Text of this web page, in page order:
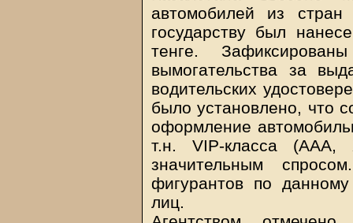
автомобилей из
государству был
тенге.
вымогательства за
водительских
было установлено, что
оформление
т.н. VIP-класса
значительным
фигурантов по
лиц.